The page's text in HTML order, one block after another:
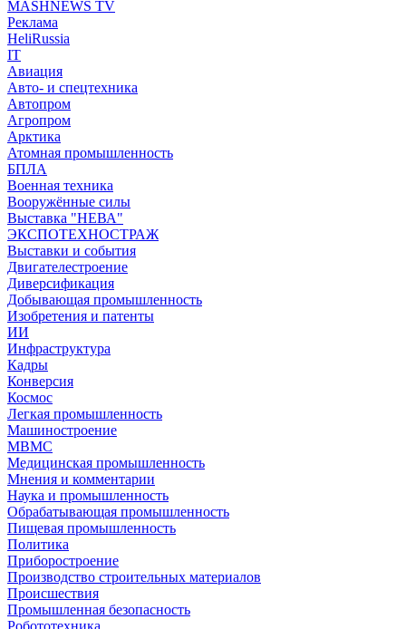
MASHNEWS TV
Реклама
HeliRussia
IT
Авиация
Авто- и спецтехника
Автопром
Агропром
Арктика
Атомная промышленность
БПЛА
Военная техника
Вооружённые силы
Выставка "НЕВА"
ЭКСПОТЕХНОСТРАЖ
Выставки и события
Двигателестроение
Диверсификация
Добывающая промышленность
Изобретения и патенты
ИИ
Инфраструктура
Кадры
Конверсия
Космос
Легкая промышленность
Машиностроение
МВМС
Медицинская промышленность
Мнения и комментарии
Наука и промышленность
Обрабатывающая промышленность
Пищевая промышленность
Политика
Приборостроение
Производство строительных материалов
Происшествия
Промышленная безопасность
Робототехника